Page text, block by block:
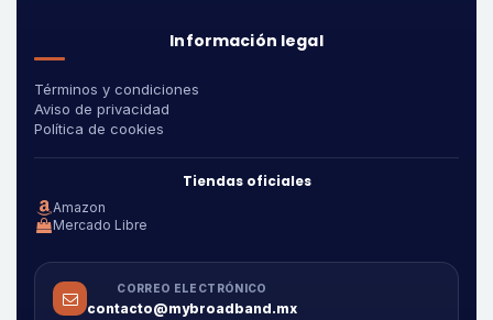
Información legal
Términos y condiciones
Aviso de privacidad
Política de cookies
Tiendas oficiales
Amazon
Mercado Libre
CORREO ELECTRÓNICO
contacto@mybroadband.mx